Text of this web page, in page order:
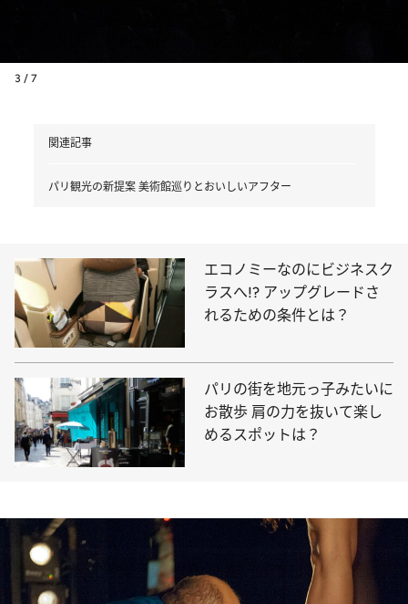
3 / 7
関連記事
パリ観光の新提案 美術館巡りとおいしいアフター
エコノミーなのにビジネスク
ラスへ!? アップグレードさ
れるための条件とは？
パリの街を地元っ子みたいに
お散歩 肩の力を抜いて楽し
めるスポットは？